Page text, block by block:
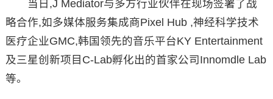
当日,J Mediator与多方行业伙伴在现场签署了战
略合作,如多媒体服务集成商Pixel Hub ,神经科学技术
医疗企业GMC,韩国领先的音乐平台KY Entertainment
及三星创新项目C-Lab孵化出的首家公司Innomdle Lab
等。